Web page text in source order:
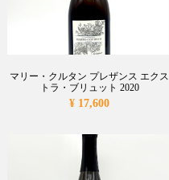
マリー・クルタン プレザンス エクス
トラ・ブリュット 2020
¥ 17,600